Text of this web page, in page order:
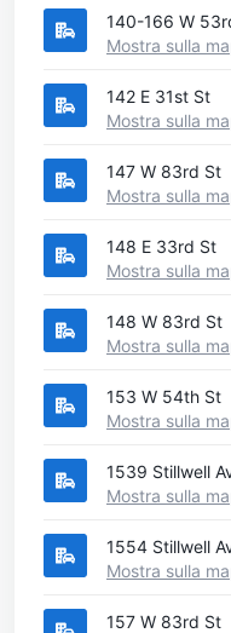
140-166 W
Mostra sulla
142 E 31st St
Mostra sulla
147 W 83rd St
Mostra sulla
148 E 33rd St
Mostra sulla
148 W 83rd St
Mostra sulla
153 W 54th St
Mostra sulla
1539 Stillwell
Mostra sulla
1554 Stillwell
Mostra sulla
157 W 83rd St